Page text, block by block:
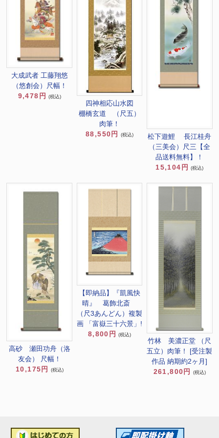
大成武者 工藤翔悠
（悠創会）尺幅！
9,478円
(税込)
四神相応山水図
棚橋玄道 （尺五）
肉筆！
88,550円
(税込)
松下遊鯉 長江桂舟
（三美会）尺三【全
品送料無料】！
15,104円
(税込)
高砂 瀬田功舟（洛
友会） 尺幅！
10,175円
(税込)
【即納品】『凱風快
晴』 葛飾北斎
（尺3あんどん）複製
画 「富嶽三十六景」!
8,800円
(税込)
竹林 美濃正堂 （尺
五立）肉筆！ [受注製
作品 納期約2ヶ月]
261,800円
(税込)